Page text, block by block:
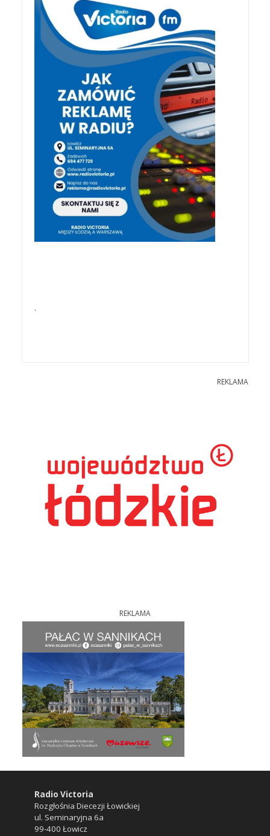
.
REKLAMA
REKLAMA
Radio Victoria
Rozgłośnia Diecezji Łowickiej
ul. Seminaryjna 6a
99-400 Łowicz